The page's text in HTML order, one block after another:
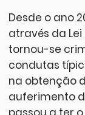
Desde o ano
através da Lei
tornou-se
condutas
na obtenção
auferimento